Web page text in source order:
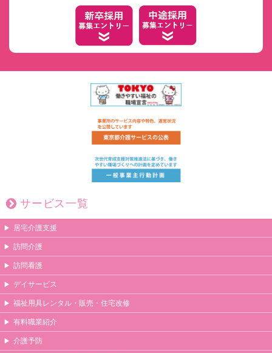
サービス一覧
居宅介護支援
訪問介護
訪問看護
デイサービス
福祉用具レンタル・販売・住宅改修
有料職業紹介
介護予防